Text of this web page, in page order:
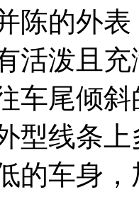
陈的外
活泼且
车尾倾
型线条
的车身